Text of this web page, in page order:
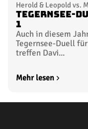
Herold & Leopold vs.
Tegernsee-
1
Auch in diesem
Tegernsee-Duell
treffen Davi...
Mehr lesen